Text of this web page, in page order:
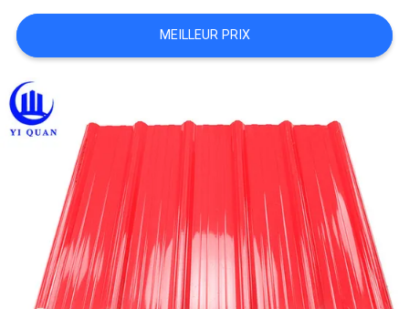
DEMANDEZ
UNE
CITATION
VR
PLAN
SITE
MEILLEUR PRIX